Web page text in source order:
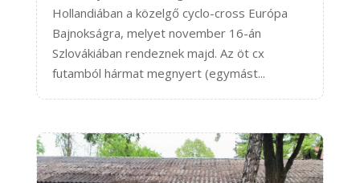
Hollandiában a közelgő cyclo-cross Európa
Bajnokságra, melyet november 16-án
Szlovákiában rendeznek majd. Az öt cx
futamból hármat megnyert (egymást...